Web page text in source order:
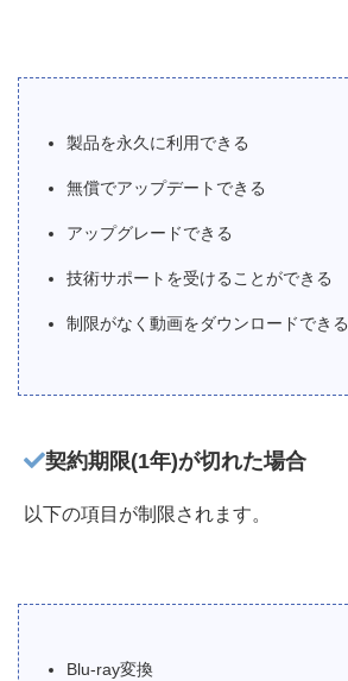
製品を永久に利用できる
無償でアップデートできる
アップグレードできる
技術サポートを受けることができる
制限がなく動画をダウンロードできる
契約期限(1年)が切れた場合
以下の項目が制限されます。
Blu-ray変換